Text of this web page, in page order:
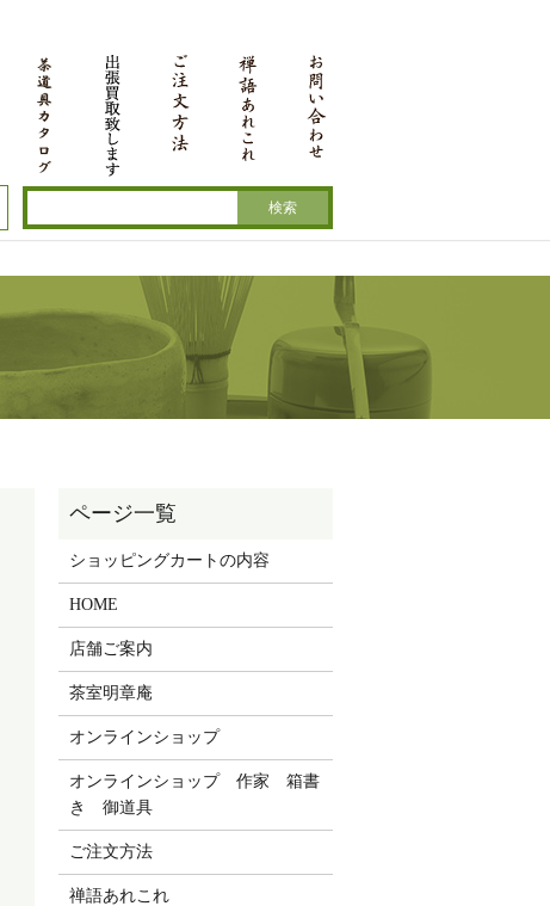
ショッピングカートの内容
HOME
店舗ご案内
茶室明章庵
オンラインショップ
オンラインショップ 作家 箱書
き 御道具
ご注文方法
禅語あれこれ